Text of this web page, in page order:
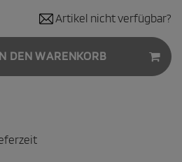
Artikel nicht verfügbar?
DEN WARENKORB